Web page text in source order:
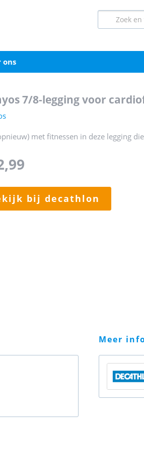
ons
7/8-legging voor
met fitnessen in deze legging
bij decathlon
meer